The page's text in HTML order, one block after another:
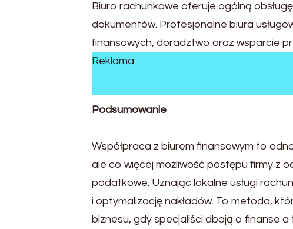
Biuro rachunkowe oferuje ogólną
dokumentów. Profesjonalne biura
finansowych, doradztwo oraz wsparcie
Reklama
Podsumowanie
Współpraca z biurem finansowym to
ale co więcej możliwość postępu firmy z
podatkowe. Uznając lokalne usługi
i optymalizację nakładów. To metoda,
biznesu, gdy specjaliści dbają o finanse